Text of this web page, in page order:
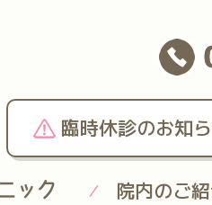
臨時休診のお知
/ 院内のご